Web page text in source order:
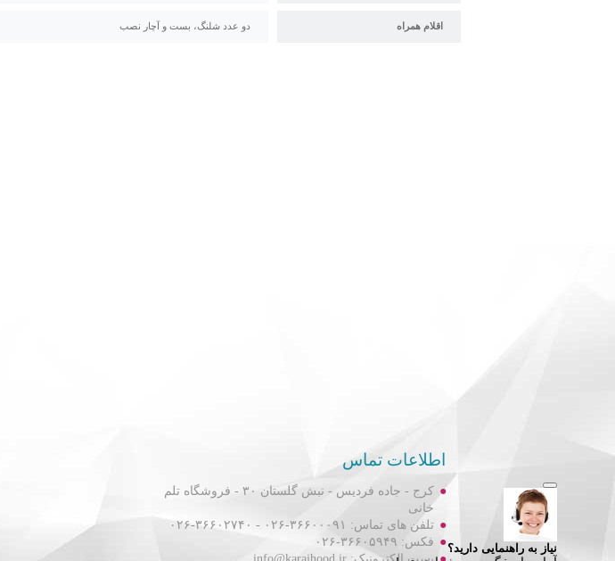
اقلام همراه دو عدد شلنگ، بست و آچار نصب
اطلاعات تماس
کرج - جاده فردیس - نبش گلستان ۳۰ - فروشگاه تلم
خانی
تلفن های تماس: ۳۶۶۰۰۰۹۱-۰۲۶ - ۳۶۶۰۲۷۴۰-۰۲۶
فکس: ۳۶۶۰۵۹۴۹-۰۲۶